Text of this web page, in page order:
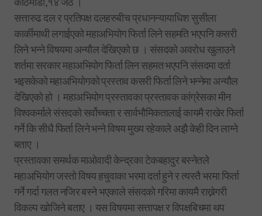
सत्तारुढ दल र प्रतिपक्ष दलहरुबीच प्रधानन्यायाधिश सुसीला
कार्कीमाथी लगाईएको महाअभियोग फिर्ता लिने सहमति भएपनि कसरी
लिने भन्ने विषयमा अन्यौल देखिएको छ । संसदको अवरोध खुलाउने
शर्तमा सरकार महाअभियोग फिर्ता लिन सहमत भएपनि संसदमा दर्ता
भइसकेको महाअभियोगको प्रस्ताव कसरी फिर्ता लिने भन्नेमा अन्यौल
देखिएको हो । महाअभियोग प्रस्तावका प्रस्तावक कांग्रेसका मीन
विश्वकर्माले संसदको सर्वोच्चता र सार्वभौमिकतालाई कायमै राखेर फिर्ता
गर्ने कि सीधै फिर्ता लिने भन्ने विषय मुख्य रहेकाले अझै केही दिन लाग्ने
बताए ।
प्रस्तावका समर्थक माओवादी केन्द्रका टेकबहादुर बस्नेतले
महाअभियोग जस्तो विषय हचुवाका भरमा दर्ता हुने र त्यस्तै भरमा फिर्ता
गर्ने गर्दा गलत नजिर बस्ने भएकाले संसदको गरिमा कायमै राख्नेगरी
विकल्प खोजिने बताए । यस विषयमा सत्तापक्ष र विपक्षबिचमा थप